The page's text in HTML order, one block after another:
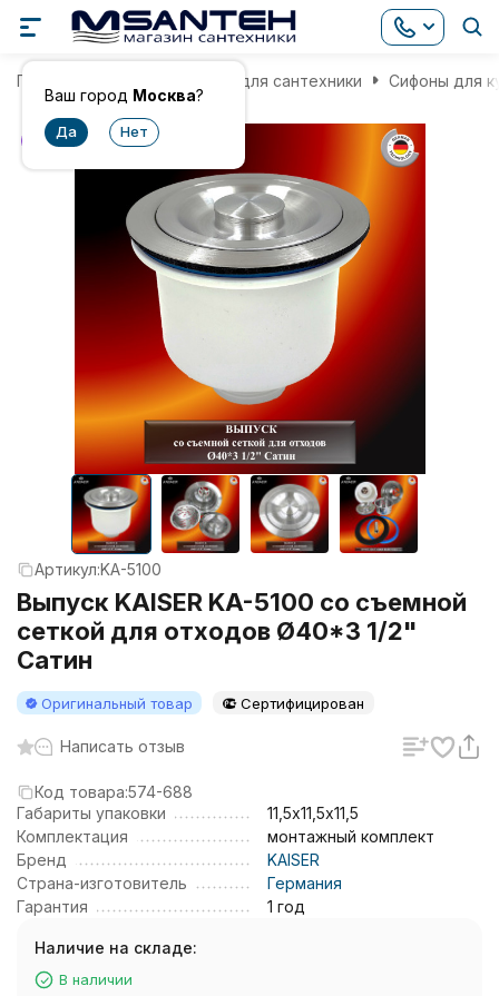
Ваш город Москва?
Главная Комплектующие для сантехники Сифоны для
хит
Артикул:KA-5100
Выпуск KAISER KA-5100 со съемной
сеткой для отходов Ø40*3 1/2"
Сатин
Оригинальный товар Сертифицирован
Написать отзыв
Код товара:574-688
Габариты упаковки
11,5х11,5х11,5
Комплектация
монтажный комплект
Бренд
KAISER
Страна-изготовитель
Германия
Гарантия
1 год
Наличие на складе:
В наличии